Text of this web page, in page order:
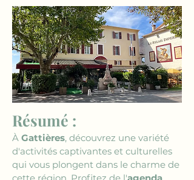
Résumé :
À Gattières, découvrez une variété
d'activités captivantes et culturelles
qui vous plongent dans le charme de